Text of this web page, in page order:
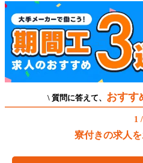
\ 質問に答えて、 おすす
1
寮付きの求人